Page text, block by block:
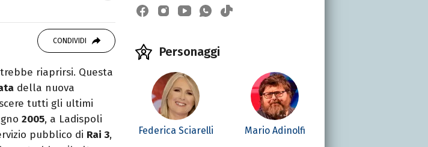
il mare e Il Libro
di Zafon.
CONDIVIDI
riaprirsi. Questa
della nuova
tutti gli ultimi
2005, a Ladispoli
pubblico di Rai 3,
Personaggi
Federica Sciarelli Mario Adinolfi